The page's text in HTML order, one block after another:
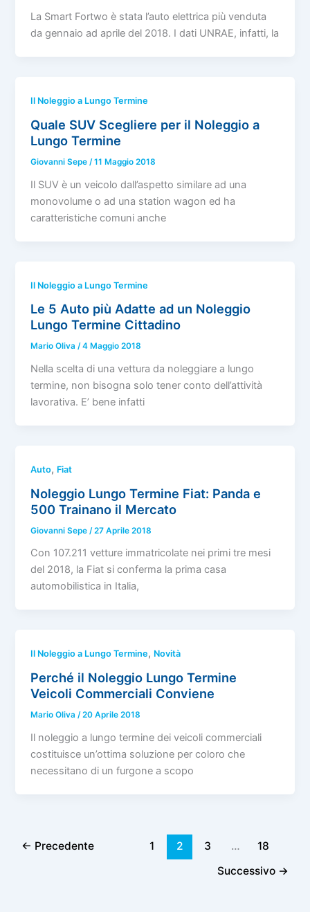
La Smart Fortwo è stata l’auto elettrica più venduta
da gennaio ad aprile del 2018. I dati UNRAE, infatti, la
Il Noleggio a Lungo Termine
Quale SUV Scegliere per il Noleggio a
Lungo Termine
Giovanni Sepe /11 Maggio 2018
Il SUV è un veicolo dall’aspetto similare ad una
monovolume o ad una station wagon ed ha
caratteristiche comuni anche
Il Noleggio a Lungo Termine
Le 5 Auto più Adatte ad un Noleggio
Lungo Termine Cittadino
Mario Oliva/4 Maggio 2018
Nella scelta di una vettura da noleggiare a lungo
termine, non bisogna solo tener conto dell’attività
lavorativa. E’ bene infatti
Auto, Fiat
Noleggio Lungo Termine Fiat: Panda e
500 Trainano il Mercato
Giovanni Sepe /27 Aprile 2018
Con 107.211 vetture immatricolate nei primi tre mesi
del 2018, la Fiat si conferma la prima casa
automobilistica in Italia,
Il Noleggio a Lungo Termine, Novità
Perché il Noleggio Lungo Termine
Veicoli Commerciali Conviene
Mario Oliva/20 Aprile 2018
Il noleggio a lungo termine dei veicoli commerciali
costituisce un’ottima soluzione per coloro che
necessitano di un furgone a scopo
← Precedente 1 2 3 …
18
Successivo →